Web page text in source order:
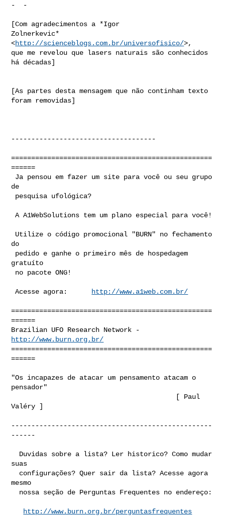
-  -
[Com agradecimentos a *Igor
Zolnerkevic*
<http://scienceblogs.com.br/universofisico/>,
que me revelou que lasers naturais são conhecidos
há décadas]
[As partes desta mensagem que não continham texto
foram removidas]
------------------------------------
==================================================
======
de
A A1WebSolutions tem um plano especial para você!
do
gratuíto
Acesse agora: http://www.a1web.com.br/
==================================================
======
http://www.burn.org.br/
==================================================
======
"Os incapazes de atacar um pensamento atacam o
pensador"
Valéry ]
--------------------------------------------------
------
suas
mesmo
http://www.burn.org.br/perguntasfrequentes